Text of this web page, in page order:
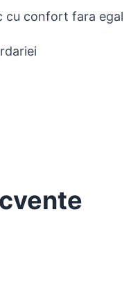
cu confort fara egal